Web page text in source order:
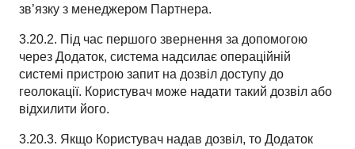
зв’язку з менеджером Партнера.
3.20.2. Під час першого звернення за допомогою
через Додаток, система надсилає операційній
системі пристрою запит на дозвіл доступу до
геолокації. Користувач може надати такий дозвіл або
відхилити його.
3.20.3. Якщо Користувач надав дозвіл, то Додаток